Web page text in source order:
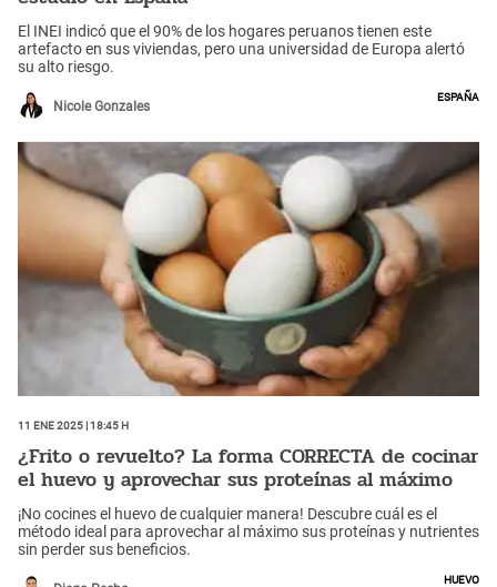
El INEI indicó que el 90% de los hogares peruanos tienen este
artefacto en sus viviendas, pero una universidad de Europa alertó
su alto riesgo.
Nicole Gonzales
España
11 Ene 2025 | 18:45 h
¿Frito o revuelto? La forma CORRECTA de cocinar
el huevo y aprovechar sus proteínas al máximo
¡No cocines el huevo de cualquier manera! Descubre cuál es el
método ideal para aprovechar al máximo sus proteínas y nutrientes
sin perder sus beneficios.
Huevo